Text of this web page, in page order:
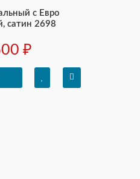
с Евро
сатин 2698
₽